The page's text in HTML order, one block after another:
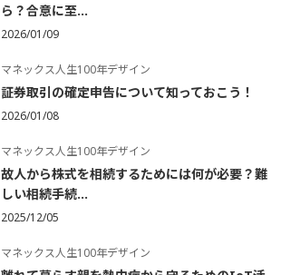
ら？合意に至...
2026/01/09
マネックス人生100年デザイン
証券取引の確定申告について知っておこう！
2026/01/08
マネックス人生100年デザイン
故人から株式を相続するためには何が必要？難
しい相続手続...
2025/12/05
マネックス人生100年デザイン